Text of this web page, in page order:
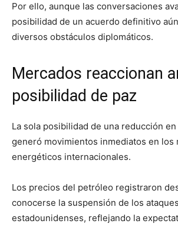
Por ello, aunque las conversaciones
posibilidad de un acuerdo definitivo
diversos obstáculos diplomáticos.
Mercados reaccionan
posibilidad de paz
La sola posibilidad de una reducción
generó movimientos inmediatos en los
energéticos internacionales.
Los precios del petróleo registraron
conocerse la suspensión de los ataques
estadounidenses, reflejando la